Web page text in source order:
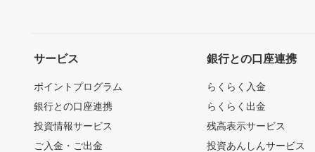
サービス
ポイントプログラム
銀行との口座連携
投資情報サービス
ご入金・ご出金
銀行との口座連携
らくらく入金
らくらく出金
残高表示サービス
投資あんしんサービス